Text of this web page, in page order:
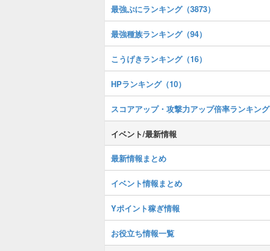
最強ぷにランキング（3873）
最強種族ランキング（94）
こうげきランキング（16）
HPランキング（10）
スコアアップ・攻撃力アップ倍率ランキング
イベント/最新情報
最新情報まとめ
イベント情報まとめ
Yポイント稼ぎ情報
お役立ち情報一覧